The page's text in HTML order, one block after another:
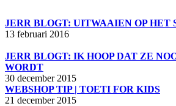
JERR BLOGT: UITWAAIEN OP HET
13 februari 2016
JERR BLOGT: IK HOOP DAT ZE
WORDT
30 december 2015
WEBSHOP TIP | TOETI FOR KIDS
21 december 2015